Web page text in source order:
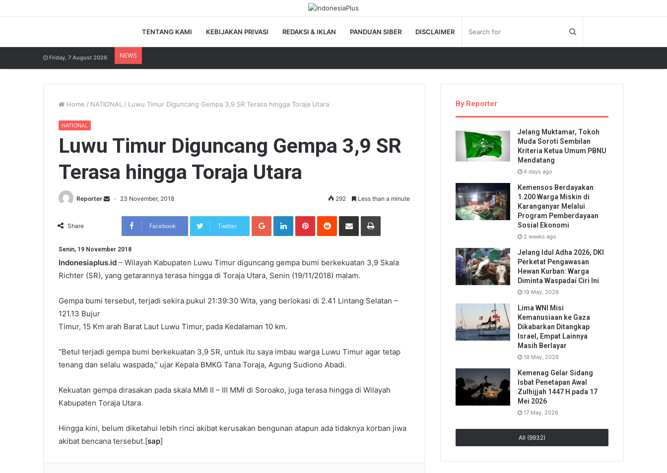
TENTANG KAMI KEBIJAKAN PRIVASI REDAKSI & IKLAN PANDUAN SIBER DISCLAIMER
Friday, 7 August 2026 NEWS
Home / NATIONAL / Luwu Timur Diguncang Gempa 3,9 SR Terasa hingga Toraja Utara
NATIONAL
Luwu Timur Diguncang Gempa 3,9 SR
Terasa hingga Toraja Utara
Reporter 23 November, 2018 292 Less than a minute
Share Facebook Twitter
Google+LinkedInPinterestReddit Share via Email Print
Senin, 19 November 2018
Indonesiaplus.id – Wilayah Kabupaten Luwu Timur diguncang gempa bumi berkekuatan 3,9 Skala
Richter (SR), yang getarannya terasa hingga di Toraja Utara, Senin (19/11/2018) malam.
Gempa bumi tersebut, terjadi sekira pukul 21:39:30 Wita, yang berlokasi di 2.41 Lintang Selatan –
121.13 Bujur
Timur, 15 Km arah Barat Laut Luwu Timur, pada Kedalaman 10 km.
“Betul terjadi gempa bumi berkekuatan 3,9 SR, untuk itu saya imbau warga Luwu Timur agar tetap
tenang dan selalu waspada,” ujar Kepala BMKG Tana Toraja, Agung Sudiono Abadi.
Kekuatan gempa dirasakan pada skala MMI II – III MMI di Soroako, juga terasa hingga di Wilayah
Kabupaten Toraja Utara.
Hingga kini, belum diketahui lebih rinci akibat kerusakan bengunan atapun ada tidaknya korban jiwa
akibat bencana tersebut.[sap]
By Reporter
Jelang Muktamar, Tokoh
Muda Soroti Sembilan
Kriteria Ketua Umum PBNU
Mendatang
4 days ago
Kemensos Berdayakan
1.200 Warga Miskin di
Karanganyar Melalui
Program Pemberdayaan
Sosial Ekonomi
2 weeks ago
Jelang Idul Adha 2026, DKI
Perketat Pengawasan
Hewan Kurban: Warga
Diminta Waspadai Ciri Ini
19 May, 2026
Lima WNI Misi
Kemanusiaan ke Gaza
Dikabarkan Ditangkap
Israel, Empat Lainnya
Masih Berlayar
19 May, 2026
Kemenag Gelar Sidang
Isbat Penetapan Awal
Zulhijjah 1447 H pada 17
Mei 2026
17 May, 2026
All (9932)